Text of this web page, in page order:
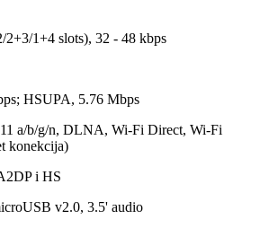
2+3/1+4 slots), 32 - 48 kbps
HSUPA, 5.76 Mbps
a/b/g/n, DLNA, Wi-Fi Direct, Wi-Fi
konekcija)
i HS
v2.0, 3.5' audio